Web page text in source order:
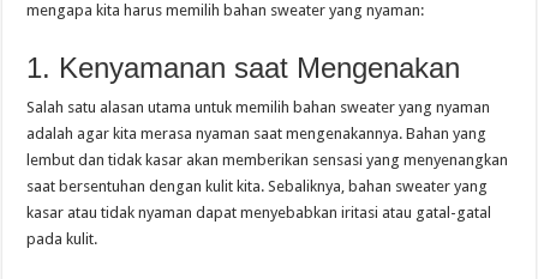
mengapa kita harus memilih bahan sweater yang nyaman:
1. Kenyamanan saat Mengenakan
Salah satu alasan utama untuk memilih bahan sweater yang nyaman
adalah agar kita merasa nyaman saat mengenakannya. Bahan yang
lembut dan tidak kasar akan memberikan sensasi yang menyenangkan
saat bersentuhan dengan kulit kita. Sebaliknya, bahan sweater yang
kasar atau tidak nyaman dapat menyebabkan iritasi atau gatal-gatal
pada kulit.